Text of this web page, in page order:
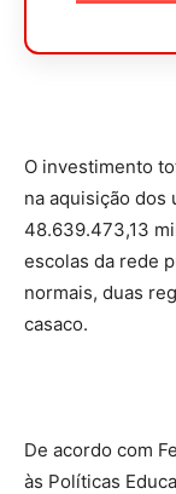
O investimento
na aquisição dos
48.639.473,13
escolas da rede
normais, duas
casaco.
De acordo com
às Políticas